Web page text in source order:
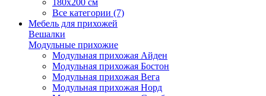
180х200 см
Все категории (7)
Мебель для прихожей
Вешалки
Модульные прихожие
Модульная прихожая Айден
Модульная прихожая Бостон
Модульная прихожая Вега
Модульная прихожая Норд